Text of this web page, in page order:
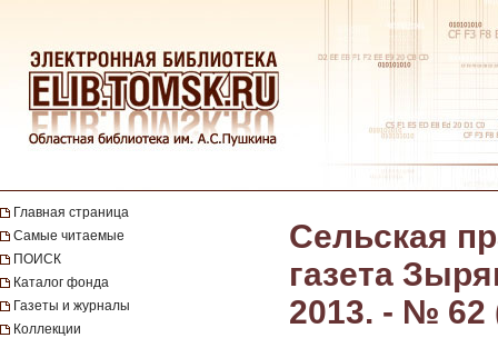
Главная страница
Самые читаемые
ПОИСК
Каталог фонда
Газеты и журналы
Коллекции
Сельская
газета
2013. - № 62